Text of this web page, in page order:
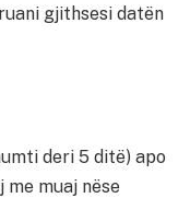
gjithsesi datën
deri 5 ditë) apo
me muaj nëse